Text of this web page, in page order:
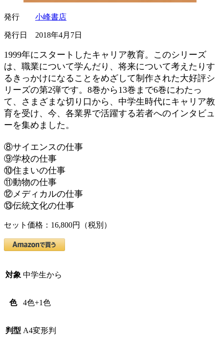
発行 小峰書店
発行日 2018年4月7日
1999年にスタートしたキャリア教育。このシリーズ
は、職業について学んだり、将来について考えたりす
るきっかけになることをめざして制作された大好評シ
リーズの第2弾です。8巻から13巻まで6巻にわたっ
て、さまざまな切り口から、中学生時代にキャリア教
育を受け、今、各業界で活躍する若者へのインタビュ
ーを集めました。
⑧サイエンスの仕事
⑨学校の仕事
⑩住まいの仕事
⑪動物の仕事
⑫メディカルの仕事
⑬伝統文化の仕事
セット価格：16,800円（税別）
対象 中学生から
色 4色+1色
判型 A4変形判